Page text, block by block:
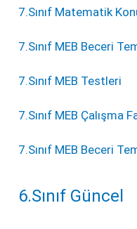
7.Sınıf Matematik
7.Sınıf MEB Beceri
7.Sınıf MEB Testleri
7.Sınıf MEB Çalışma
7.Sınıf MEB Beceri
6.Sınıf Güncel